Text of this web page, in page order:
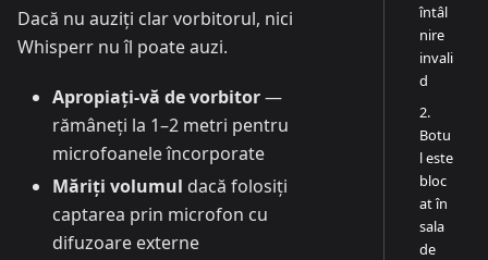
Dacă nu auziți clar vorbitorul, nici
Whisperr nu îl poate auzi.
Apropiați-vă de vorbitor—
rămâneți la 1–2 metri pentru
microfoanele încorporate
Măriți volumul dacă folosiți
captarea prin microfon cu
difuzoare externe
întâl
nire
invali
d
2.
Botu
l este
bloc
at în
sala
de